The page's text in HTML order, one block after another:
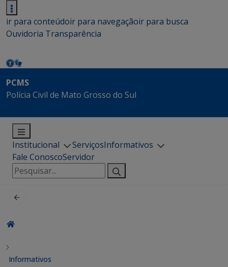
ir para conteúdoir para navegaçãoir para busca
Ouvidoria Transparência
PCMS
Polícia Civil de Mato Grosso do Sul
Institucional ServiçosInformativos
Fale ConoscoServidor
Pesquisar
por:
Informativos